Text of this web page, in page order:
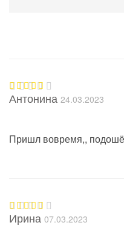
Оценка5
Антонина 24.03.2023
Пришл вовремя,,
Оценка5
из 5
Ирина 07.03.2023